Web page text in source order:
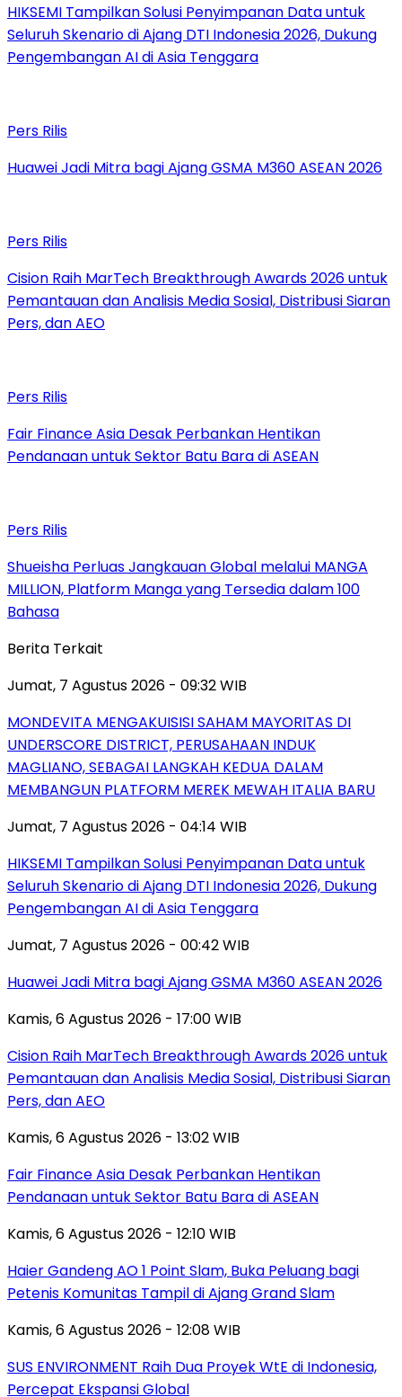
HIKSEMI Tampilkan Solusi Penyimpanan Data untuk
Seluruh Skenario di Ajang DTI Indonesia 2026, Dukung
Pengembangan AI di Asia Tenggara
Pers Rilis
Huawei Jadi Mitra bagi Ajang GSMA M360 ASEAN 2026
Pers Rilis
Cision Raih MarTech Breakthrough Awards 2026 untuk
Pemantauan dan Analisis Media Sosial, Distribusi Siaran
Pers, dan AEO
Pers Rilis
Fair Finance Asia Desak Perbankan Hentikan
Pendanaan untuk Sektor Batu Bara di ASEAN
Pers Rilis
Shueisha Perluas Jangkauan Global melalui MANGA
MILLION, Platform Manga yang Tersedia dalam 100
Bahasa
Berita Terkait
Jumat, 7 Agustus 2026 - 09:32 WIB
MONDEVITA MENGAKUISISI SAHAM MAYORITAS DI
UNDERSCORE DISTRICT, PERUSAHAAN INDUK
MAGLIANO, SEBAGAI LANGKAH KEDUA DALAM
MEMBANGUN PLATFORM MEREK MEWAH ITALIA BARU
Jumat, 7 Agustus 2026 - 04:14 WIB
HIKSEMI Tampilkan Solusi Penyimpanan Data untuk
Seluruh Skenario di Ajang DTI Indonesia 2026, Dukung
Pengembangan AI di Asia Tenggara
Jumat, 7 Agustus 2026 - 00:42 WIB
Huawei Jadi Mitra bagi Ajang GSMA M360 ASEAN 2026
Kamis, 6 Agustus 2026 - 17:00 WIB
Cision Raih MarTech Breakthrough Awards 2026 untuk
Pemantauan dan Analisis Media Sosial, Distribusi Siaran
Pers, dan AEO
Kamis, 6 Agustus 2026 - 13:02 WIB
Fair Finance Asia Desak Perbankan Hentikan
Pendanaan untuk Sektor Batu Bara di ASEAN
Kamis, 6 Agustus 2026 - 12:10 WIB
Haier Gandeng AO 1 Point Slam, Buka Peluang bagi
Petenis Komunitas Tampil di Ajang Grand Slam
Kamis, 6 Agustus 2026 - 12:08 WIB
SUS ENVIRONMENT Raih Dua Proyek WtE di Indonesia,
Percepat Ekspansi Global